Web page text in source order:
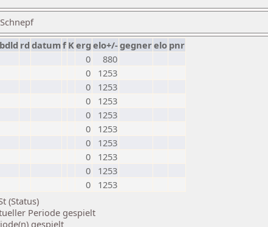
bdld rd datumf Kerg elo+/-gegnerelo pnr
0
880
0
1253
0
1253
0
1253
0
1253
0
1253
0
1253
0
1253
0
1253
0
1253
(Status)
Periode gespielt
gespielt